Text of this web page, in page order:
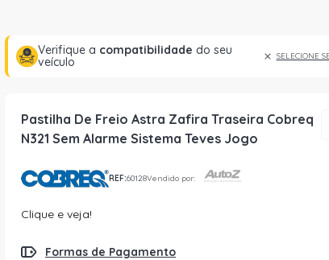
Verifique a compatibilidade do seu
veículo
SELECIONE
Pastilha De Freio Astra Zafira Traseira Cobreq
N321 Sem Alarme Sistema Teves Jogo
REF:60128Vendido por:
Clique e veja!
Formas de Pagamento